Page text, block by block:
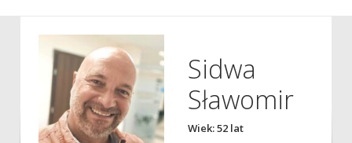
Sidwa
Sławomir
Wiek: 52 lat